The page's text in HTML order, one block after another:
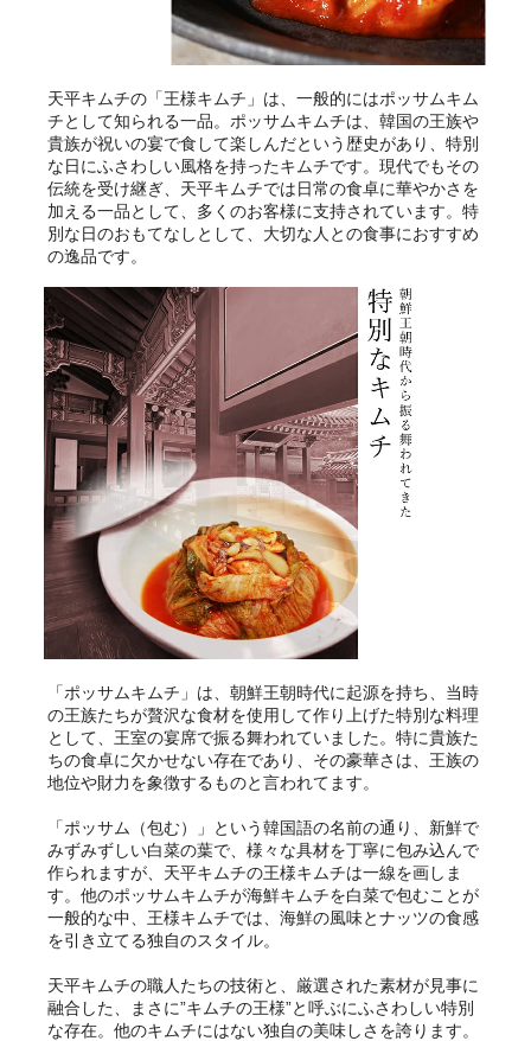
天平キムチの「王様キムチ」は、一般的にはポッサムキム
チとして知られる一品。ポッサムキムチは、韓国の王族や
貴族が祝いの宴で食して楽しんだという歴史があり、特別
な日にふさわしい風格を持ったキムチです。現代でもその
伝統を受け継ぎ、天平キムチでは日常の食卓に華やかさを
加える一品として、多くのお客様に支持されています。特
別な日のおもてなしとして、大切な人との食事におすすめ
の逸品です。
「ポッサムキムチ」は、朝鮮王朝時代に起源を持ち、当時
の王族たちが贅沢な食材を使用して作り上げた特別な料理
として、王室の宴席で振る舞われていました。特に貴族た
ちの食卓に欠かせない存在であり、その豪華さは、王族の
地位や財力を象徴するものと言われてます。
「ポッサム（包む）」という韓国語の名前の通り、新鮮で
みずみずしい白菜の葉で、様々な具材を丁寧に包み込んで
作られますが、天平キムチの王様キムチは一線を画しま
す。他のポッサムキムチが海鮮キムチを白菜で包むことが
一般的な中、王様キムチでは、海鮮の風味とナッツの食感
を引き立てる独自のスタイル。
天平キムチの職人たちの技術と、厳選された素材が見事に
融合した、まさに”キムチの王様”と呼ぶにふさわしい特別
な存在。他のキムチにはない独自の美味しさを誇ります。